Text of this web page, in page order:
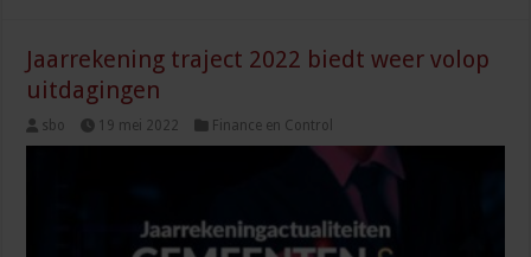
Jaarrekening traject 2022 biedt weer volop
uitdagingen
sbo 19 mei 2022 Finance en Control